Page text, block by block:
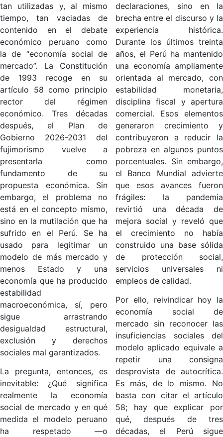
tan utilizadas y, al mismo
tiempo, tan vaciadas de
contenido en el debate
económico peruano como
la de “economía social de
mercado”. La Constitución
de 1993 recoge en su
artículo 58 como principio
rector del régimen
económico. Tres décadas
después, el Plan de
Gobierno 2026-2031 del
fujimorismo vuelve a
presentarla como
fundamento de su
propuesta económica. Sin
embargo, el problema no
está en el concepto mismo,
sino en la mutilación que ha
sufrido en el Perú. Se ha
usado para legitimar un
modelo de más mercado y
menos Estado y una
economía que ha producido
estabilidad
macroeconómica, sí, pero
sigue arrastrando
desigualdad estructural,
exclusión y derechos
sociales mal garantizados.
La pregunta, entonces, es
inevitable: ¿Qué significa
realmente la economía
social de mercado y en qué
medida el modelo peruano
ha respetado —o
declaraciones, sino en la
brecha entre el discurso y la
experiencia histórica.
Durante los últimos treinta
años, el Perú ha mantenido
una economía ampliamente
orientada al mercado, con
estabilidad monetaria,
disciplina fiscal y apertura
comercial. Esos elementos
generaron crecimiento y
contribuyeron a reducir la
pobreza en algunos puntos
porcentuales. Sin embargo,
el Banco Mundial advierte
que esos avances fueron
frágiles: la pandemia
revirtió una década de
mejora social y reveló que
el crecimiento no había
construido una base sólida
de protección social,
servicios universales ni
empleos de calidad.
Por ello, reivindicar hoy la
economía social de
mercado sin reconocer las
insuficiencias sociales del
modelo aplicado equivale a
repetir una consigna
desprovista de autocrítica.
Es más, de lo mismo. No
basta con citar el artículo
58; hay que explicar por
qué, después de tres
décadas, el Perú sigue